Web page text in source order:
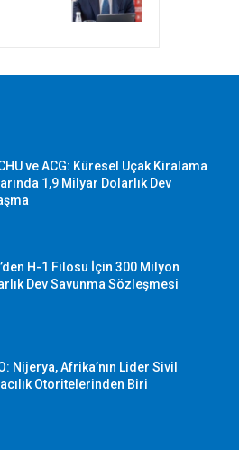
ve ACG: Küresel Uçak Kiralama
1,9 Milyar Dolarlık Dev
H-1 Filosu İçin 300 Milyon
Dev Savunma Sözleşmesi
Nijerya, Afrika’nın Lider Sivil
Otoritelerinden Biri